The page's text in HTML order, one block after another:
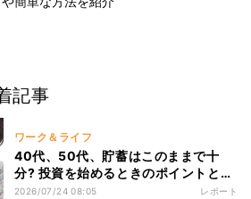
記事
ワーク＆ライフ
40代、50代、貯蓄はこのままで十
分? 投資を始めるときのポイントとポ
ートフォリオの考え方を解説
2026/07/24 08:05 レポート